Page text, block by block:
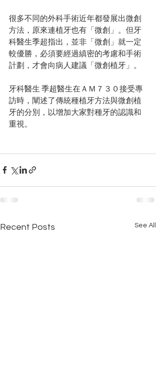
很多不同的外科手術近年都發展出微創
方法，原來連植牙也有「微創」。但牙
科醫生季超指出，並非「微創」就一定
較優勝，必須要經過縝密的考慮和手術
計劃，才會向病人建議「微創植牙」。
牙科醫生 季超醫生在ＡＭ７３０接受專
訪時 ，闡述了傳統種植牙方法與微創植
牙的分別
，以增加大家對種牙的認識和
重視。
Recent Posts See All